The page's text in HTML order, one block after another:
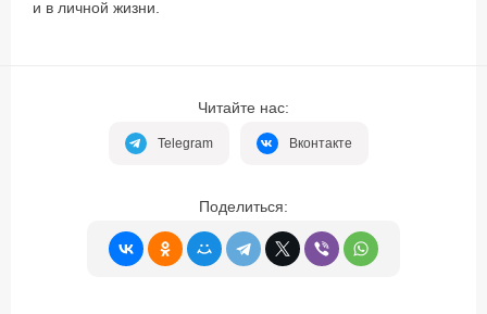
и в личной жизни.
Читайте нас:
Telegram Вконтакте
Поделиться: